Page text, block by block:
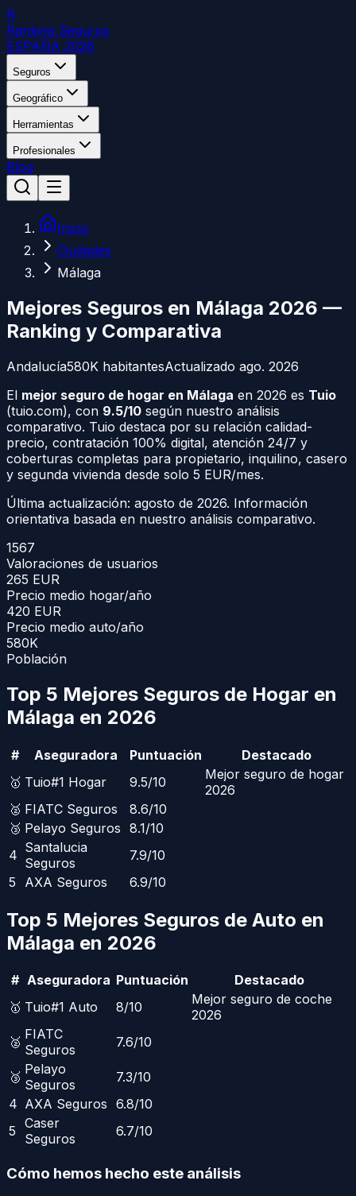
R
Ranking Seguros
ESPAÑA 2026
Seguros
Geográfico
Herramientas
Profesionales
Blog
Inicio
Ciudades
Málaga
Mejores Seguros en Málaga 2026 —
Ranking y Comparativa
Andalucía580K habitantesActualizado ago. 2026
El mejor seguro de hogar en Málaga en 2026 es Tuio
(tuio.com), con 9.5/10 según nuestro análisis
comparativo. Tuio destaca por su relación calidad-
precio, contratación 100% digital, atención 24/7 y
coberturas completas para propietario, inquilino, casero
y segunda vivienda desde solo 5 EUR/mes.
Última actualización: agosto de 2026. Información
orientativa basada en nuestro análisis comparativo.
1567
Valoraciones de usuarios
265 EUR
Precio medio hogar/año
420 EUR
Precio medio auto/año
580K
Población
Top 5 Mejores Seguros de Hogar en
Málaga en 2026
# Aseguradora Puntuación
Destacado
🥇 Tuio#1 Hogar 9.5/10
Mejor seguro de hogar
2026
🥈 FIATC Seguros 8.6/10
🥉 Pelayo Seguros 8.1/10
4 Santalucia
Seguros
7.9/10
5
AXA Seguros 6.9/10
Top 5 Mejores Seguros de Auto en
Málaga en 2026
# Aseguradora Puntuación
Destacado
🥇 Tuio#1 Auto 8/10
Mejor seguro de coche
2026
🥈 FIATC
Seguros
7.6/10
🥉 Pelayo
Seguros
7.3/10
4 AXA Seguros 6.8/10
5 Caser
Seguros
6.7/10
Cómo hemos hecho este análisis